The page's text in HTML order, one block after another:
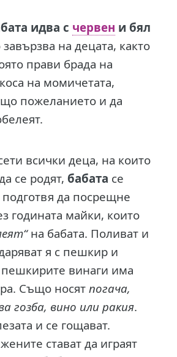
идва с червен и бял
завързва на децата, както
прави брада на
на момичетата,
пожеланието и да
всички деца, на които
се родят,бабата се
да посрещне
годината майки, които
на бабата. Поливат и
я с пешкир и
пешкирите винаги има
Също носятпогача,
гозба, вино или ракия.
и се гощават.
стават да играят